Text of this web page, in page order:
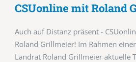
CSUonline mit Roland
Auch auf Distanz präsent -
Roland Grillmeier! Im Rahmen
Landrat Roland Grillmeier aktuelle